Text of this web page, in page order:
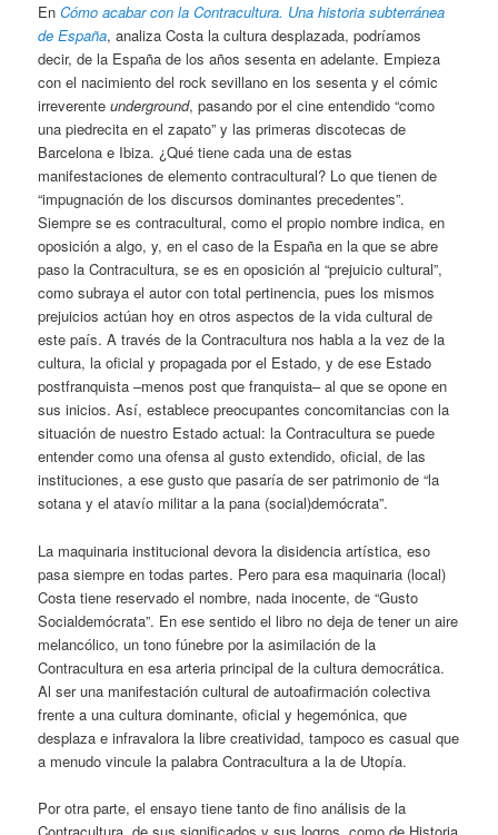
EnCómo acabar con la Contracultura. Una historia subterránea
de España, analiza Costa la cultura desplazada, podríamos
decir, de la España de los años sesenta en adelante. Empieza
con el nacimiento del rock sevillano en los sesenta y el cómic
irreverenteunderground, pasando por el cine entendido “como
una piedrecita en el zapato” y las primeras discotecas de
Barcelona e Ibiza. ¿Qué tiene cada una de estas
manifestaciones de elemento contracultural? Lo que tienen de
“impugnación de los discursos dominantes precedentes”.
Siempre se es contracultural, como el propio nombre indica, en
oposición a algo, y, en el caso de la España en la que se abre
paso la Contracultura, se es en oposición al “prejuicio cultural”,
como subraya el autor con total pertinencia, pues los mismos
prejuicios actúan hoy en otros aspectos de la vida cultural de
este país. A través de la Contracultura nos habla a la vez de la
cultura, la oficial y propagada por el Estado, y de ese Estado
postfranquista –menos post que franquista– al que se opone en
sus inicios. Así, establece preocupantes concomitancias con la
situación de nuestro Estado actual: la Contracultura se puede
entender como una ofensa al gusto extendido, oficial, de las
instituciones, a ese gusto que pasaría de ser patrimonio de “la
sotana y el atavío militar a la pana (social)demócrata”.
La maquinaria institucional devora la disidencia artística, eso
pasa siempre en todas partes. Pero para esa maquinaria (local)
Costa tiene reservado el nombre, nada inocente, de “Gusto
Socialdemócrata”. En ese sentido el libro no deja de tener un aire
melancólico, un tono fúnebre por la asimilación de la
Contracultura en esa arteria principal de la cultura democrática.
Al ser una manifestación cultural de autoafirmación colectiva
frente a una cultura dominante, oficial y hegemónica, que
desplaza e infravalora la libre creatividad, tampoco es casual que
a menudo vincule la palabra Contracultura a la de Utopía.
Por otra parte, el ensayo tiene tanto de fino análisis de la
Contracultura, de sus significados y sus logros, como de Historia